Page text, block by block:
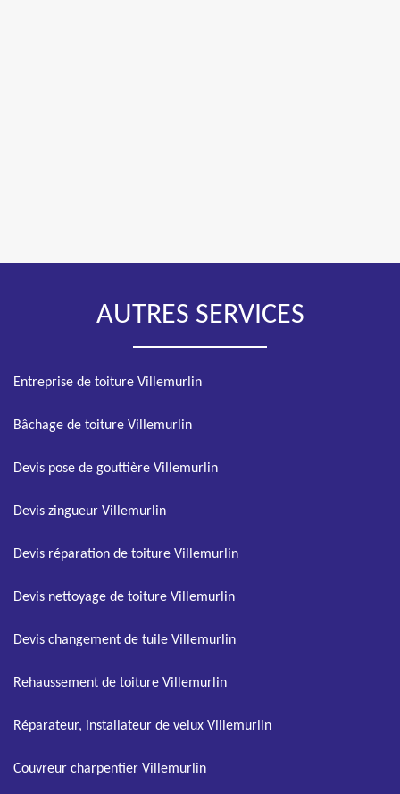
AUTRES SERVICES
Entreprise de toiture Villemurlin
Bâchage de toiture Villemurlin
Devis pose de gouttière Villemurlin
Devis zingueur Villemurlin
Devis réparation de toiture Villemurlin
Devis nettoyage de toiture Villemurlin
Devis changement de tuile Villemurlin
Rehaussement de toiture Villemurlin
Réparateur, installateur de velux Villemurlin
Couvreur charpentier Villemurlin